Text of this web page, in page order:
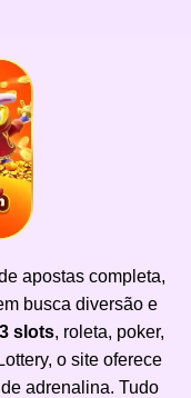
apostas completa,
busca diversão e
slots, roleta, poker,
o site oferece
adrenalina. Tudo